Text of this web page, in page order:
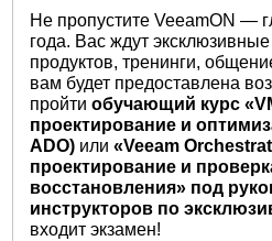
Не пропустите VeeamON —
года. Вас ждут
продуктов, тренинги,
вам будет предоставлена
пройтиобучающий курс
проектирование и
ADO) или«Veeam
проектирование и
восстановления» под
инструкторов по
входит экзамен!